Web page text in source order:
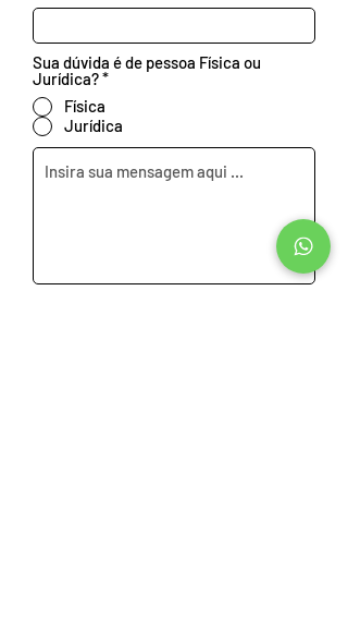
Sua dúvida é de pessoa Física ou
Jurídica?*
Física
Jurídica